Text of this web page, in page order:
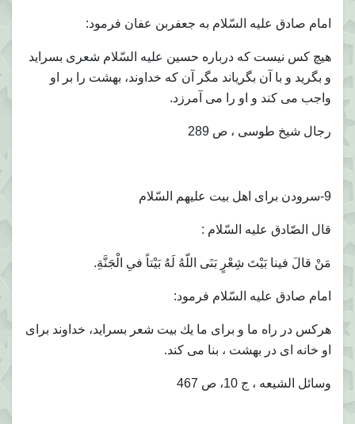
امام صادق عليه السّلام به جعفربن عفان فرمود:
هيچ كس نيست كه درباره حسين عليه السّلام شعرى بسرايد
و بگريد و با آن بگرياند مگر آن كه خداوند، بهشت را بر او
واجب مى كند و او را مى آمرزد.
رجال شيخ طوسى ، ص 289
9-سرودن براى اهل بيت عليهم السّلام
قال الصّادق عليه السّلام :
مَنْ قالَ فينا بَيْتَ شِعْرٍ بَنَى اللّهُ لَهُ بَيْتاً فىِ الْجَنَّةِ.
امام صادق عليه السّلام فرمود:
هركس در راه ما و براى ما يك بيت شعر بسرايد، خداوند براى
او خانه اى در بهشت ، بنا مى كند.
وسائل الشيعه ، ج 10، ص 467